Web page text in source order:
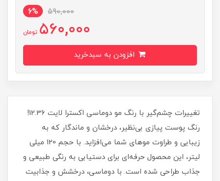
590,000
6%
560,000 تومان
تغییرات چشم‌گیر با رنگ مو دوماسی اکسترا لایت 12.36!
رنگ پوست پیازی بی‌نظیر، درخشان و ماندگار که به
زیبایی و طراوت موهای شما می‌افزاید. با حجم 120 میلی‌
لیتر، این محصول حرفه‌ای برای دستیابی به رنگی طبیعی و
جذاب طراحی شده است. با دوماسی، درخشش و جذابیت